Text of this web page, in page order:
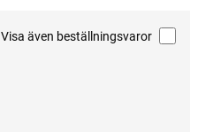
Visa även beställningsvaror